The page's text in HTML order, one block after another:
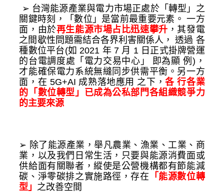
➢ 台灣能源產業與電力市場正處於「轉型」之
關鍵時刻，「數位」是當前最重要元素。 一方
面，由於再生能源市場占比迅速攀升 ，其發電
之間歇性問題需結合各界利害關係人， 透過 各
種數位平台(如 2021 年 7 月 1 日正式掛牌營運
的台電調度處「電力交易中心」 即為顯 例)，
才能確保電力系統無縫同步供需平衡。另一方
面，在 5G+AI 成熟落地應用 之下，各 行各業
的「數位轉型」已成為公私部門各組織競爭力
的主要來源
➢ 除了能源產業，舉凡農業、漁業、工業、商
業，以及我們日常生活，只要與能源消費面或
供給面有關聯者，縱使是公營機構都有節能減
碳、淨零碳排之實施路徑，存在 「能源數位轉
型」 之改善空間